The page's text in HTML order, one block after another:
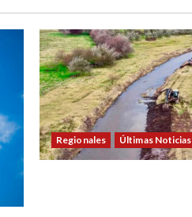
Regionales Últimas Noticias